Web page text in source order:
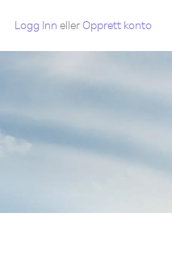
Logg Inn ellerOpprett konto